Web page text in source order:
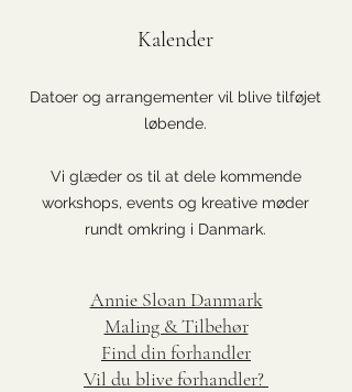
Kalender
Datoer og arrangementer vil blive tilføjet
løbende.
Vi glæder os til at dele kommende
workshops, events og kreative møder
rundt omkring i Danmark.
Annie Sloan Danmark
Maling & Tilbehør
Find din forhandler
Vil du blive forhandler?